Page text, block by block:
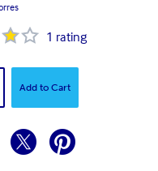
1 rating
Add to Cart